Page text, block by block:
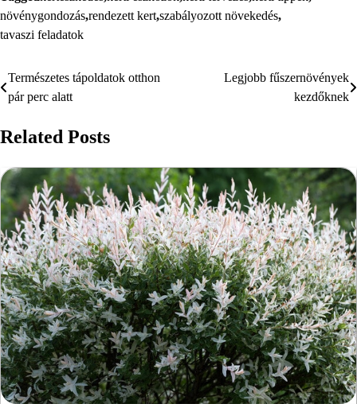
növénygondozás,rendezett kert,szabályozott növekedés,
tavaszi feladatok
Bejegyzés
navigáció
Természetes tápoldatok otthon
pár perc alatt
Legjobb fűszernövények
kezdőknek
Related Posts